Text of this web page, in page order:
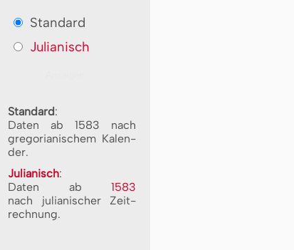
Standard
Julianisch
Standard:
Daten ab 1583 nach
gre­go­ri­a­ni­schem Ka­len­
der.
Julianisch:
Daten ab 1583
nach ju­li­a­ni­scher Zeit­
rech­nung.